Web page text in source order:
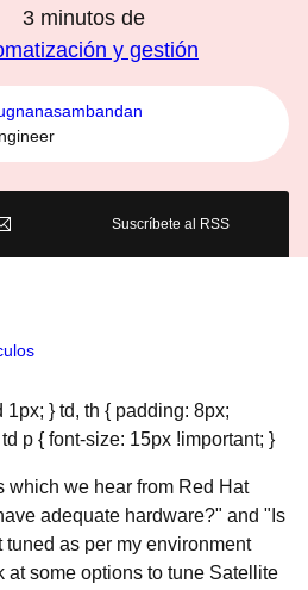
3 minutos de
y gestión
Suscríbete al RSS
} td, th { padding: 8px;
p { font-size: 15px !important; }
which we hear from Red Hat
adequate hardware?" and "Is
as per my environment
at some options to tune Satellite